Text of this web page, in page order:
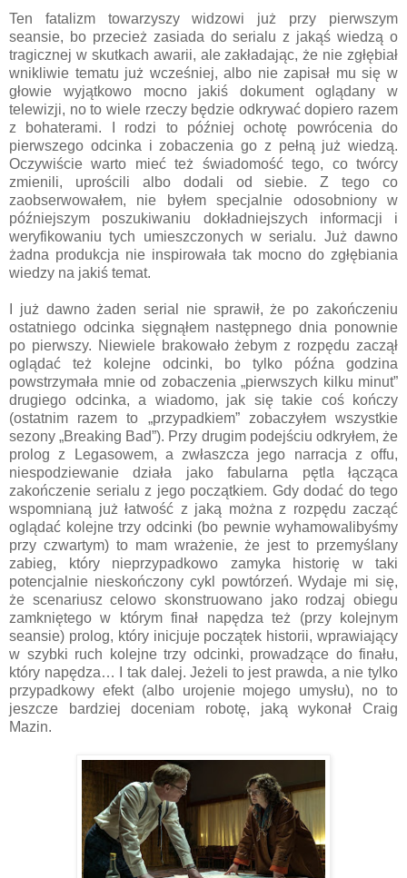
Ten fatalizm towarzyszy widzowi już przy pierwszym
seansie, bo przecież zasiada do serialu z jakąś wiedzą o
tragicznej w skutkach awarii, ale zakładając, że nie zgłębiał
wnikliwie tematu już wcześniej, albo nie zapisał mu się w
głowie wyjątkowo mocno jakiś dokument oglądany w
telewizji, no to wiele rzeczy będzie odkrywać dopiero razem
z bohaterami. I rodzi to później ochotę powrócenia do
pierwszego odcinka i zobaczenia go z pełną już wiedzą.
Oczywiście warto mieć też świadomość tego, co twórcy
zmienili, uprościli albo dodali od siebie. Z tego co
zaobserwowałem, nie byłem specjalnie odosobniony w
późniejszym poszukiwaniu dokładniejszych informacji i
weryfikowaniu tych umieszczonych w serialu. Już dawno
żadna produkcja nie inspirowała tak mocno do zgłębiania
wiedzy na jakiś temat.
I już dawno żaden serial nie sprawił, że po zakończeniu
ostatniego odcinka sięgnąłem następnego dnia ponownie
po pierwszy. Niewiele brakowało żebym z rozpędu zaczął
oglądać też kolejne odcinki, bo tylko późna godzina
powstrzymała mnie od zobaczenia „pierwszych kilku minut”
drugiego odcinka, a wiadomo, jak się takie coś kończy
(ostatnim razem to „przypadkiem” zobaczyłem wszystkie
sezony „Breaking Bad”). Przy drugim podejściu odkryłem, że
prolog z Legasowem, a zwłaszcza jego narracja z offu,
niespodziewanie działa jako fabularna pętla łącząca
zakończenie serialu z jego początkiem. Gdy dodać do tego
wspomnianą już łatwość z jaką można z rozpędu zacząć
oglądać kolejne trzy odcinki (bo pewnie wyhamowalibyśmy
przy czwartym) to mam wrażenie, że jest to przemyślany
zabieg, który nieprzypadkowo zamyka historię w taki
potencjalnie nieskończony cykl powtórzeń. Wydaje mi się,
że scenariusz celowo skonstruowano jako rodzaj obiegu
zamkniętego w którym finał napędza też (przy kolejnym
seansie) prolog, który inicjuje początek historii, wprawiający
w szybki ruch kolejne trzy odcinki, prowadzące do finału,
który napędza… I tak dalej. Jeżeli to jest prawda, a nie tylko
przypadkowy efekt (albo urojenie mojego umysłu), no to
jeszcze bardziej doceniam robotę, jaką wykonał Craig
Mazin.